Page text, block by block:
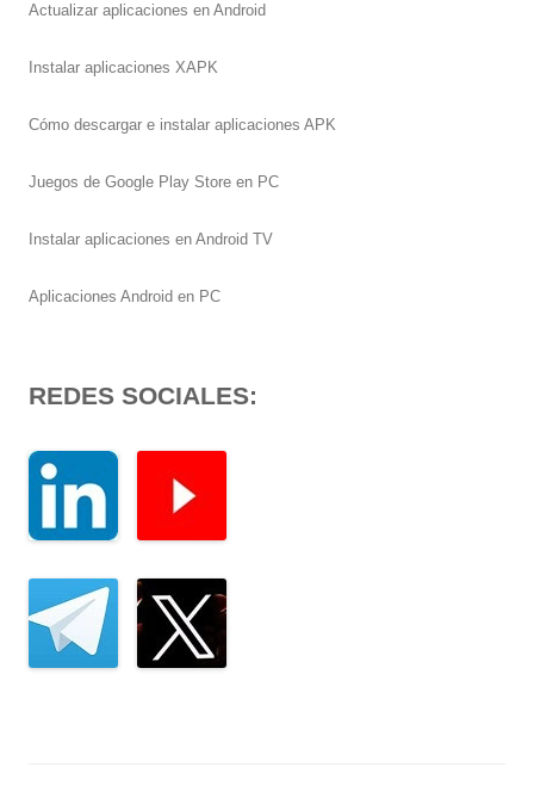
Actualizar aplicaciones en Android
Instalar aplicaciones XAPK
Cómo descargar e instalar aplicaciones APK
Juegos de Google Play Store en PC
Instalar aplicaciones en Android TV
Aplicaciones Android en PC
REDES SOCIALES: